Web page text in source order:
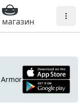
магазин